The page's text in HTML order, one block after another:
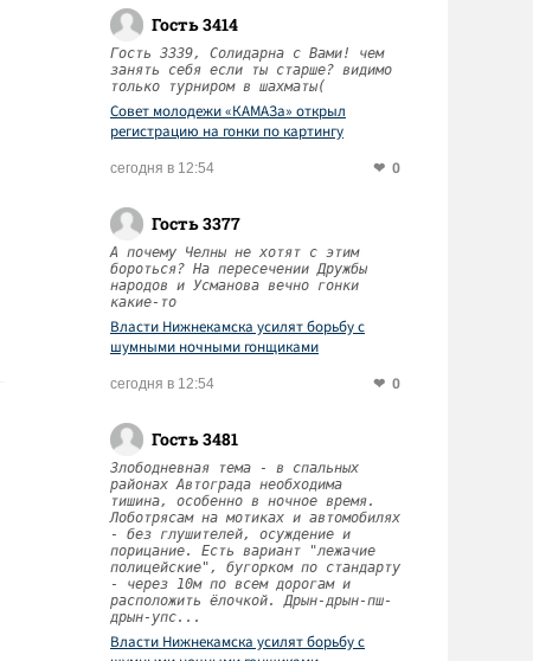
Гость 3414
Гость 3339, Солидарна с Вами! чем
занять себя если ты старше? видимо
только турниром в шахматы(
Совет молодежи «КАМАЗа» открыл
регистрацию на гонки по картингу
сегодня в 12:54 0
Гость 3377
А почему Челны не хотят с этим
бороться? На пересечении Дружбы
народов и Усманова вечно гонки
какие-то
Власти Нижнекамска усилят борьбу с
шумными ночными гонщиками
сегодня в 12:54 0
Гость 3481
Злободневная тема - в спальных
районах Автограда необходима
тишина, особенно в ночное время.
Лоботрясам на мотиках и автомобилях
- без глушителей, осуждение и
порицание. Есть вариант "лежачие
полицейские", бугорком по стандарту
- через 10м по всем дорогам и
расположить ёлочкой. Дрын-дрын-пш-
дрын-упс...
Власти Нижнекамска усилят борьбу с